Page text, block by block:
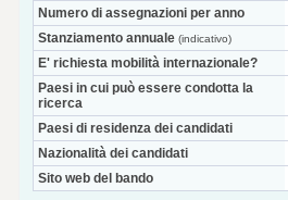
Numero di assegnazioni per anno
Stanziamento annuale (indicativo)
E' richiesta mobilità internazionale?
Paesi in cui può essere condotta la
ricerca
Paesi di residenza dei candidati
Nazionalità dei candidati
Sito web del bando